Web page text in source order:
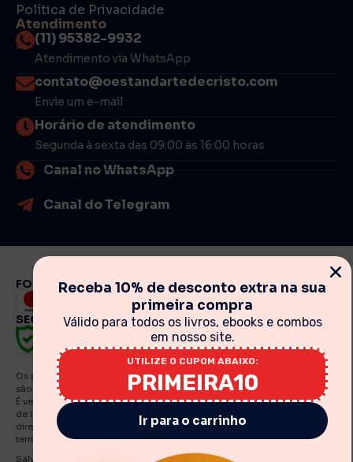
Política de Privacidade
Atendimento
(11) 95382-9932
Atendimento via WhatsApp
contato@oestandartedecristo.com
Envie um e-mail
Horário de atendimento
Segunda à sexta das 09:00 às 16:00 horas
Canal no WhatsApp
Canal do Telegram
FORMAS DE PAGAMENTO
SEGURANÇA
Os preços, promoções, condições de pagamento, frete e produtos
são válidos exclusivamente para compras realizadas via internet.
É vedada qualquer reprodução, total ou parcial, de qualquer elemento
de identidade, sem expressa autorização. A violação de qualquer
direito mencionado implicará na responsabilização cível e criminal nos
termos da Lei. Fotos meramente ilustrativas.
Salvo indicações em contrário, os e Books e artigos traduzidos e
Receba 10% de desconto extra na sua
primeira compra
Válido para todos os livros, ebooks e combos
em nosso site.
UTILIZE O CUPOM ABAIXO:
PRIMEIRA10
Ir para o carrinho